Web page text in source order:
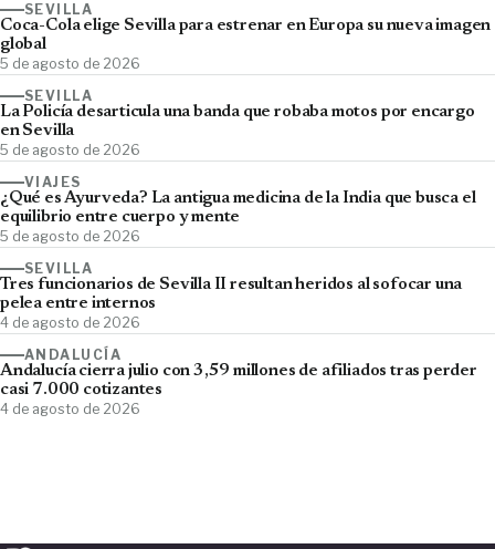
SEVILLA
Coca-Cola elige Sevilla para estrenar en Europa su nueva imagen
global
5 de agosto de 2026
SEVILLA
La Policía desarticula una banda que robaba motos por encargo
en Sevilla
5 de agosto de 2026
VIAJES
¿Qué es Ayurveda? La antigua medicina de la India que busca el
equilibrio entre cuerpo y mente
5 de agosto de 2026
SEVILLA
Tres funcionarios de Sevilla II resultan heridos al sofocar una
pelea entre internos
4 de agosto de 2026
ANDALUCÍA
Andalucía cierra julio con 3,59 millones de afiliados tras perder
casi 7.000 cotizantes
4 de agosto de 2026